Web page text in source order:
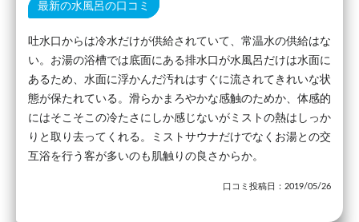
最新の水風呂の口コミ
吐水口からは冷水だけが供給されていて、常温水の供給はな
い。お湯の浴槽では底面にある排水口が水風呂だけは水面に
あるため、水面に浮かんだ汚れはすぐに流されてきれいな状
態が保たれている。滑らかまろやかな感触のためか、体感的
にはそこそこの冷たさにしか感じないがミストの熱はしっか
りと取り去ってくれる。ミストサウナだけでなくお湯との交
互浴を行う客が多いのも肌触りの良さからか。
口コミ投稿日：2019/05/26